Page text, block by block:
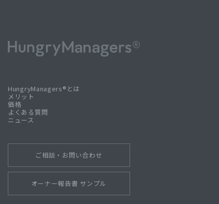
HungryManagers®とは
メリット
価格
よくある質問
ニュース
ご相談・お問い合わせ
オーナー報告書 サンプル